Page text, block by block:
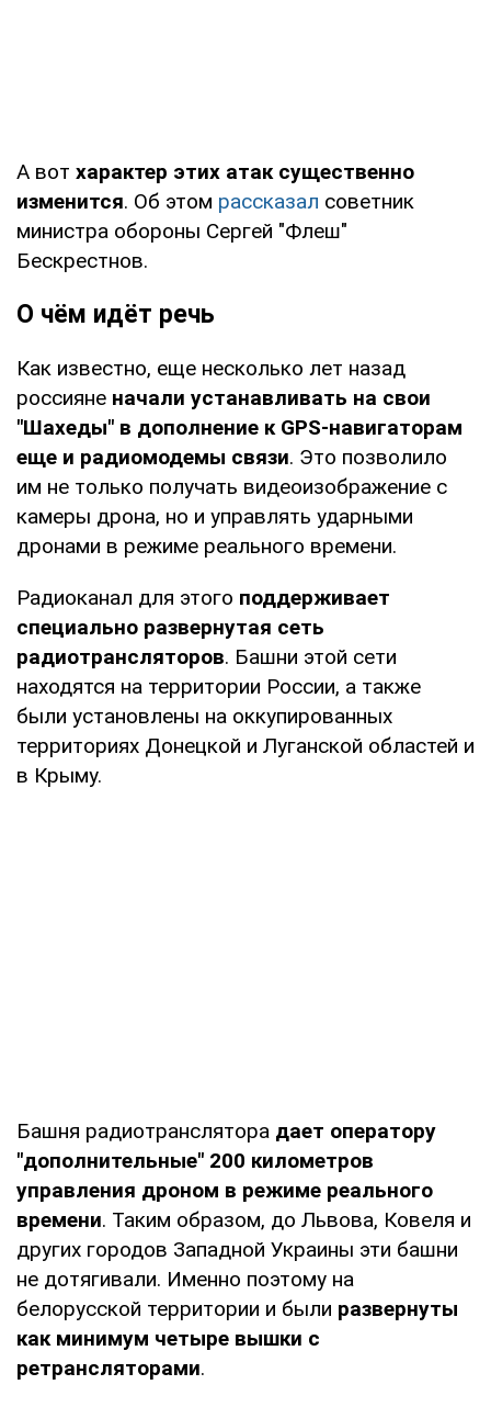
А вот характер этих атак существенно
изменится. Об этом рассказал советник
министра обороны Сергей "Флеш"
Бескрестнов.
О чём идёт речь
Как известно, еще несколько лет назад
россияне начали устанавливать на свои
"Шахеды" в дополнение к GPS-навигаторам
еще и радиомодемы связи. Это позволило
им не только получать видеоизображение с
камеры дрона, но и управлять ударными
дронами в режиме реального времени.
Радиоканал для этого поддерживает
специально развернутая сеть
радиотрансляторов. Башни этой сети
находятся на территории России, а также
были установлены на оккупированных
территориях Донецкой и Луганской областей и
в Крыму.
Башня радиотранслятора дает оператору
"дополнительные" 200 километров
управления дроном в режиме реального
времени. Таким образом, до Львова, Ковеля и
других городов Западной Украины эти башни
не дотягивали. Именно поэтому на
белорусской территории и были развернуты
как минимум четыре вышки с
ретрансляторами.